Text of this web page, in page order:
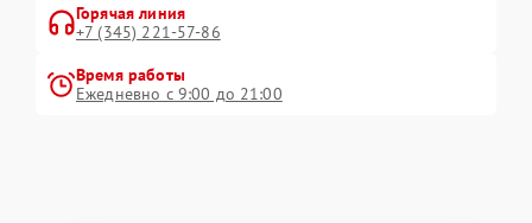
Горячая линия
+7 (345) 221-57-86
Время работы
Ежедневно с 9:00 до 21:00